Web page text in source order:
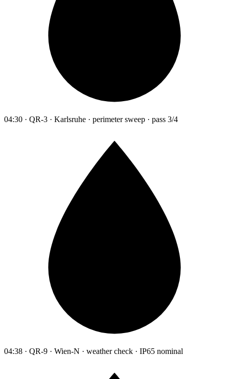
04:30 · QR-3 · Karlsruhe · perimeter sweep · pass 3/4
04:38 · QR-9 · Wien-N · weather check · IP65 nominal